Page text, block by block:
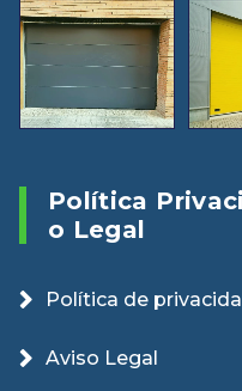
Política
O Legal
Política de
Aviso Legal